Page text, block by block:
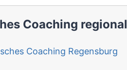
Coaching regional
Coaching Regensburg